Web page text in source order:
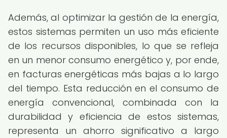
Además, al optimizar la gestión de la energía,
estos sistemas permiten un uso más eficiente
de los recursos disponibles, lo que se refleja
en un menor consumo energético y, por ende,
en facturas energéticas más bajas a lo largo
del tiempo. Esta reducción en el consumo de
energía convencional, combinada con la
durabilidad y eficiencia de estos sistemas,
representa un ahorro significativo a largo